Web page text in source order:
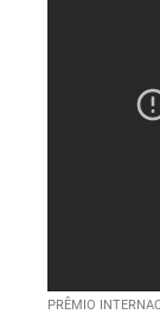
PRÊMIO